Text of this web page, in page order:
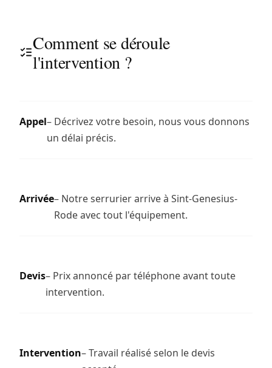
Comment se déroule
l'intervention ?
Appel– Décrivez votre besoin, nous vous donnons
un délai précis.
Arrivée– Notre serrurier arrive à Sint-Genesius-
Rode avec tout l'équipement.
Devis– Prix annoncé par téléphone avant toute
intervention.
Intervention– Travail réalisé selon le devis